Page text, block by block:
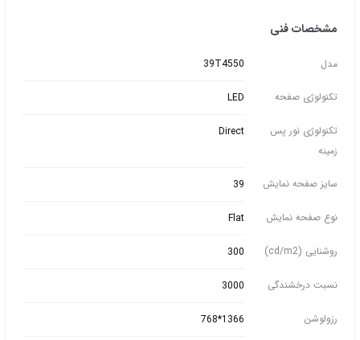
مشخصات فنی
مدل 39T4550
تکنولوژی صفحه LED
تکنولوژی نور پس
زمینه
Direct
سایز صفحه نمایش 39
نوع صفحه نمایش Flat
روشنایی (cd/m2) 300
نسبت درخشندگی 3000
رزولوشن 1366*768